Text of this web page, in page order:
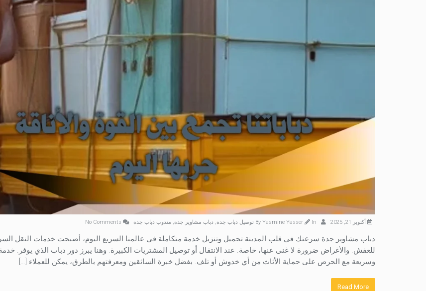
أكتوبر 21, 2025 Yasmine Yasser In توصيل دباب جدة دباب مشاوير جدة مندوب دباب جدة
دباب مشاوير جدة سرعتك في قلب المدينة تحميل وتنزيل خدمة متكاملة في عالمنا السريع اليوم، أصبحت خدمات النقل
للعفش. والأغراض ضرورة لا غنى عنها، خاصة. عند الانتقال أو توصيل المشتريات الكبيرة. وهنا يبرز دور دباب الذي يوفر.
وسريعة مع الحرص على حماية الأثاث من أي خدوش أو تلف. بفضل خبرة السائقين ومعرفتهم بالطرق، يمكن للعملاء […]
Read More